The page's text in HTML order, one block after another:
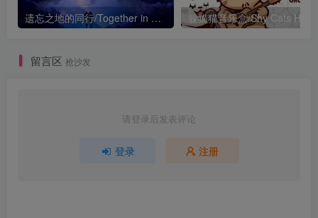
遗忘之地的同行/Together in Forgotten Lands
留言区 抢沙发
请登录后发表评论
登录 注册